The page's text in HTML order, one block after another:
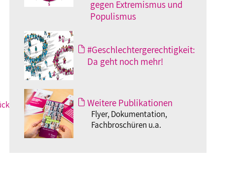
gegen Extremismus und
Populismus
#Geschlechtergerechtigkeit:
Da geht noch mehr!
Weitere Publikationen
Flyer, Dokumentation,
Fachbroschüren u.a.